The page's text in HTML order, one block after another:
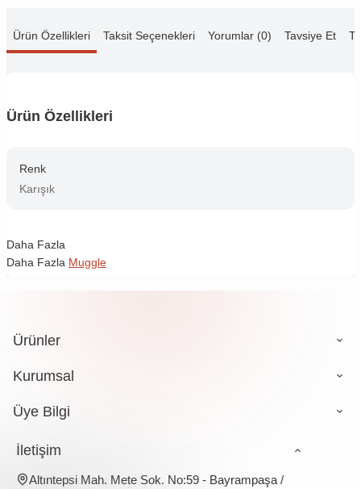
Ürün Özellikleri Taksit Seçenekleri Yorumlar (0) Tavsiye Et
Ürün Özellikleri
Renk
Karışık
Daha Fazla
Daha Fazla Muggle
Ürünler
Kurumsal
Üye Bilgi
İletişim
Altıntepsi Mah. Mete Sok. No:59 - Bayrampaşa /